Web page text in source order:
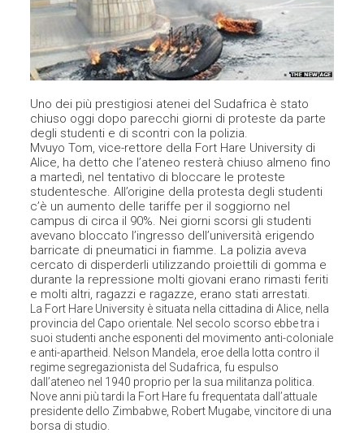
Uno dei più prestigiosi atenei del Sudafrica è stato
chiuso oggi dopo parecchi giorni di proteste da parte
degli studenti e di scontri con la polizia.
Mvuyo Tom, vice-rettore della Fort Hare University di
Alice, ha detto che l’ateneo resterà chiuso almeno fino
a martedì, nel tentativo di bloccare le proteste
studentesche. All’origine della protesta degli studenti
c’è un aumento delle tariffe per il soggiorno nel
campus di circa il 90%. Nei giorni scorsi gli studenti
avevano bloccato l’ingresso dell’università erigendo
barricate di pneumatici in fiamme. La polizia aveva
cercato di disperderli utilizzando proiettili di gomma e
durante la repressione molti giovani erano rimasti feriti
e molti altri, ragazzi e ragazze, erano stati arrestati.
La Fort Hare University è situata nella cittadina di Alice, nella
provincia del Capo orientale. Nel secolo scorso ebbe tra i
suoi studenti anche esponenti del movimento anti-coloniale
e anti-apartheid. Nelson Mandela, eroe della lotta contro il
regime segregazionista del Sudafrica, fu espulso
dall’ateneo nel 1940 proprio per la sua militanza politica.
Nove anni più tardi la Fort Hare fu frequentata dall’attuale
presidente dello Zimbabwe, Robert Mugabe, vincitore di una
borsa di studio.